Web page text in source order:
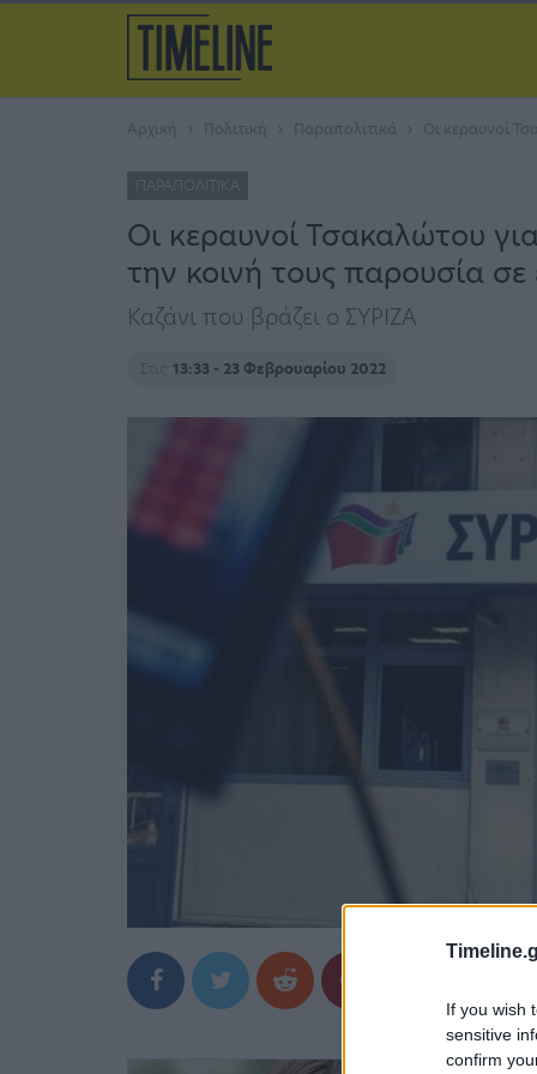
If you wish
sensitive
confirm
Αρχική Πολιτική Παραπολιτικά Οι κεραυνοί
ΠΑΡΑΠΟΛΙΤΙΚΆ
Οι κεραυνοί Τσακαλώτου
την κοινή τους παρουσία
Καζάνι που βράζει ο ΣΥΡΙΖΑ
Στις 13:33 - 23 Φεβρουαρίου 2022